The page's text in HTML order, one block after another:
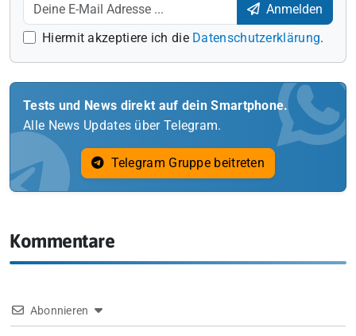
Anmelden
Hiermit akzeptiere ich die Datenschutzerklärung.
Tests und News direkt auf dein Smartphone.
Alle News Updates über Telegram.
Telegram Gruppe beitreten
Kommentare
Abonnieren